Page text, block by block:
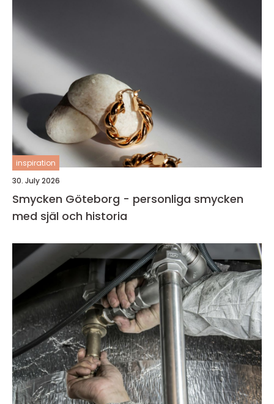
inspiration
30. July 2026
Smycken Göteborg - personliga smycken
med själ och historia